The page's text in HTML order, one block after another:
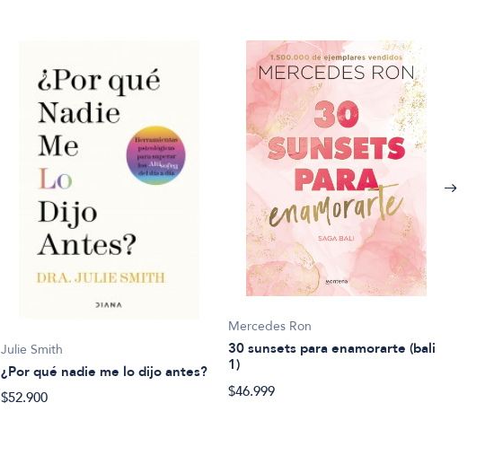
Julie Smith
¿Por qué nadie me lo dijo antes?
$52.900
Mercedes Ron
30 sunsets para enamorarte (bali
1)
$46.999